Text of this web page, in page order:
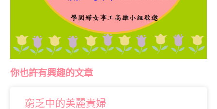
你也許有興趣的文章
窮乏中的美麗貴婦